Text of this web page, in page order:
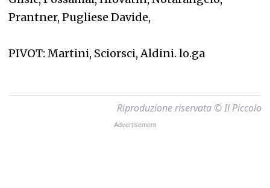
Prantner, Pugliese Davide,
PIVOT: Martini, Sciorsci, Aldini. lo.ga
Riproduzione riservata © Il Piccolo